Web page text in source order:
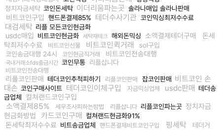
정치자금세탁 코인돈세탁 이더리움파는곳 솔라나매입 솔라나판매
비트코인구입 핸드폰결제85% 테더수사기관 코인믹싱최저수수료
대검세탁 리플 모든코인현금화
usdc매입 비트코인현금화 세탁재테크 해외돈믹싱 소액결제테더구매
돈세
탁최저수수료
비트코인선물 비트코인퀵거래
sol구입
코인송금대행 24시
코인현금직거래 비트코인전송대행
국내거래소fds출금시간 코인무통 리플삽니다
비트코인전송대행
리플코인판매 테더코인추척피하기 리플코인판매 잡코인판매 비트코인 손
대손 코인구매사이트 테더코인이체구입 자금믹싱업체 usdc판매 테더송
금업체
컬쳐랜드코인구입
소액결제85% 세무조사피하는방법 리플삽니다 리플코인파는곳 정치자금
현금화방법
카드코인구매 컬쳐랜드현금화91%
돈세탁최저수수료 비트송금업체 핸드폰결제비트코인구입 핑세탁
테더거